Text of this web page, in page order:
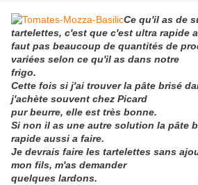
Ce qu'il as de
tartelettes, c'est que c'est ultra rapide
faut pas beaucoup de quantités de
variées selon ce qu'il as dans notre
frigo.
Cette fois si j'ai trouver la pâte brisé
j'achète souvent chez Picard
purbeurre, elle est très bonne.
Si non il as une autre solution la pâte
rapide aussi a faire.
Je devrais faire les tartelettes sans
mon fils, m'as demander
quelques lardons.